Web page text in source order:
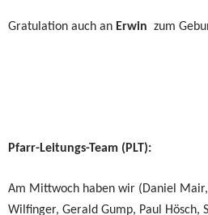
Gratulation auch an Erwin zum
Pfarr-Leitungs-Team (PLT):
Am Mittwoch haben wir (Daniel Mair,
Wilfinger, Gerald Gump, Paul Hösch,